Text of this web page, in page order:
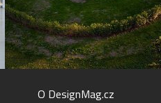
O DesignMag.cz